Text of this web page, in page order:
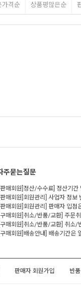
가격순 상품평많은순
주묻는질문
[[판매회원]정산/수수료] 정산기간
[[판매회원]회원관리] 사업자 정보
[[판매회원]회원관리] 판매자 입점
[[구매회원]취소/반품/교환] 주문
[[구매회원]취소/반품/교환] 취소/
[[구매회원]배송안내] 배송기간은
판매자 회원가입 반